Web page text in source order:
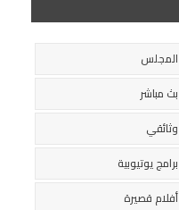
المجلس
بث مباشر
وثائقي
برامج يوتيوبية
أفلام قصيرة